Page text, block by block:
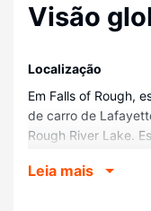
Visão
Localização
Em Falls of Rough,
de carro de
Rough River Lake.
(15,1 mi) de Pine
Leia mais